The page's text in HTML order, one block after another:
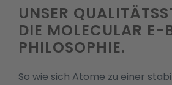
UNSER
DIE MOLECULAR E-
PHILOSOPHIE.
So wie sich Atome zu einer